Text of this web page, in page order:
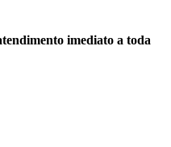
imediato a toda